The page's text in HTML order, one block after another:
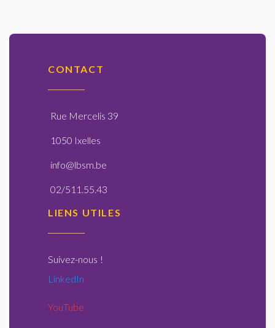
CONTACT
Rue Mercelis 39
1050 Ixelles
info@lbsm.be
02/511.55.43
LIENS UTILES
Suivez-nous !
LinkedIn
YouTube